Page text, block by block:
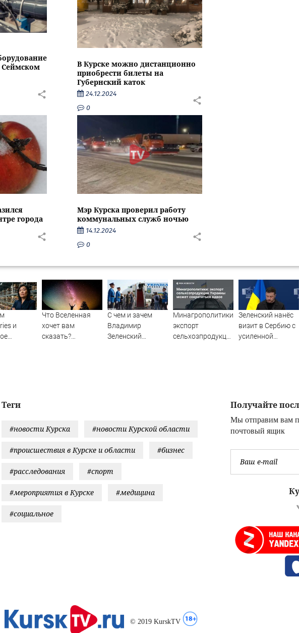
Сеймском
В Курске можно дистанционно
приобрести билеты на
Губернский каток
24.12.2024
0
города
Мэр Курска проверил работу
коммунальных служб ночью
14.12.2024
0
и
Что Вселенная
хочет вам
сказать?
С чем и зачем
Владимир
Зеленский
Минагрополитики:
экспорт
сельхозпродукции
Зеленский нанёс
визит в Сербию с
усиленной
Получайте
Мы отправим вам
почтовый ящик
Теги
#новости Курска #новости Курской области
#происшествия в Курске и области #бизнес
#расследования #спорт
#мероприятия в Курске #медицина
#социальное
© 2019 KurskTV